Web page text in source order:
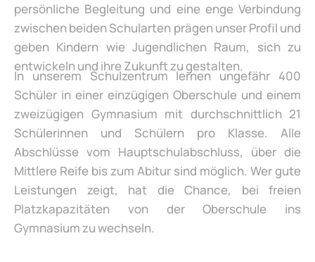
persönliche Begleitung und eine enge Verbindung
zwischen beiden Schularten prägen unser Profil und
geben Kindern wie Jugendlichen Raum, sich zu
entwickeln und ihre Zukunft zu gestalten.
In unserem Schulzentrum lernen ungefähr 400
Schüler in einer einzügigen Oberschule und einem
zweizügigen Gymnasium mit durchschnittlich 21
Schülerinnen und Schülern pro Klasse. Alle
Abschlüsse vom Hauptschulabschluss, über die
Mittlere Reife bis zum Abitur sind möglich. Wer gute
Leistungen zeigt, hat die Chance, bei freien
Platzkapazitäten von der Oberschule ins
Gymnasium zu wechseln.